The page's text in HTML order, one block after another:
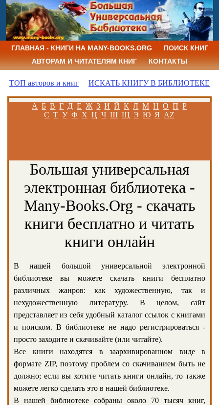
ГЛАВНАЯ - КНИГИ НА MANY-BOOKS.ORG
ПОИСК КНИГ
АВТОРАМ И ЧИТАТЕЛЯМ КНИГ
КОНТАКТЫ
ТОП авторов и книг ИСКАТЬ КНИГУ В БИБЛИОТЕКЕ
А Б В Г Д Е Ж З И Й К Л М Н О П Р
С Т У Ф Х Ц Ч Ш Щ Э Ю Я AZ
Большая универсальная
электронная библиотека -
Many-Books.Org - скачать
книги бесплатно и читать
книги онлайн
В нашей большой универсальной электронной
библиотеке вы можете скачать книги бесплатно
различных жанров: как художественную, так и
нехудожественную литературу. В целом, сайт
представляет из себя удобный каталог ссылок с книгами
и поиском. В библиотеке не надо регистрироваться -
просто заходите и скачивайте (или читайте).
Все книги находятся в заархивированном виде в
формате ZIP, поэтому проблем со скачиванием быть не
должно; если вы хотите читать книги онлайн, то также
можете легко сделать это в нашей библиотеке.
В нашей библиотеке собраны около 70 тысяч книг,